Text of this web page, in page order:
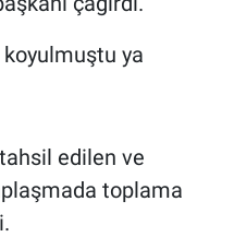
koyulmuştu ya
edilen ve
toplama